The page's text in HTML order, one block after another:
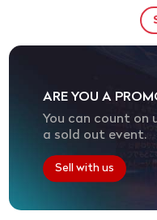
ARE YOU A
You can count on
a sold out event.
Sell with us